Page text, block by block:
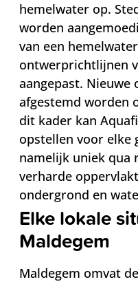
hemelwater op.
worden
van een
ontwerprichtlijnen
aangepast. Nieuwe
afgestemd worden
dit kader kan
opstellen voor elke
namelijk uniek qua
verharde
ondergrond en
Elke lokale
Maldegem
Maldegem omvat